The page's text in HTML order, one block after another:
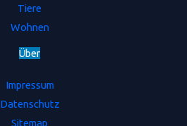
Tiere
Wohnen
Über
Impressum
Datenschutz
Sitemap